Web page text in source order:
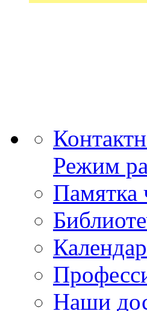
Режим
Памятка
Наши